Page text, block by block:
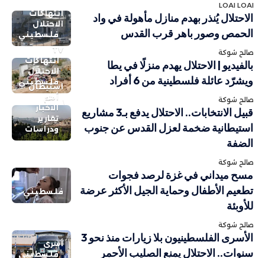
LOAI LOAI
انتهاكات
الاحتلال
فلسطيني
الاحتلال يُنذر بهدم منازل مأهولة في واد
الحمص وصور باهر قرب القدس
صالح شوكة
TV
انتهاكات
الاحتلال
فلسطيني
بالفيديو | الاحتلال يهدم منزلًا في يطا
ويشرّد عائلة فلسطينية من 6 أفراد
صالح شوكة
استيطان
أهم
الاخبار
تقارير
ودراسات
قبيل الانتخابات.. الاحتلال يدفع بـ3 مشاريع
استيطانية ضخمة لعزل القدس عن جنوب
الضفة
صالح شوكة
فلسطيني
مسح ميداني في غزة لرصد فجوات
تطعيم الأطفال وحماية الجيل الأكثر عرضة
للأوبئة
صالح شوكة
أسرى
فلسطيني
الأسرى الفلسطينيون بلا زيارات منذ نحو 3
سنوات.. الاحتلال يمنع الصليب الأحمر